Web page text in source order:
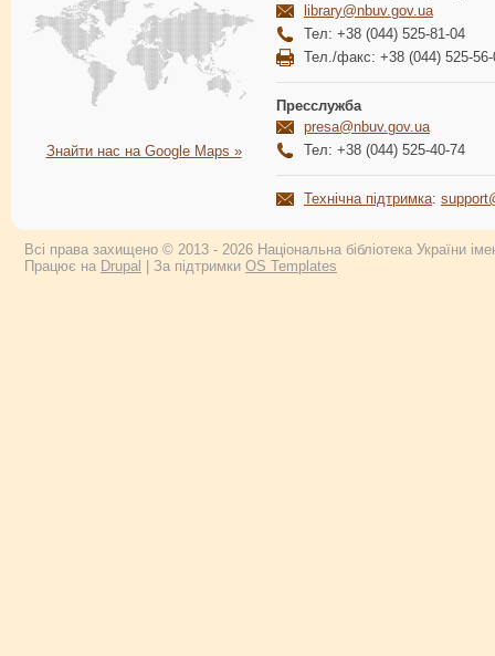
Знайти нас на Google Maps »
library@nbuv.gov.ua
Тел: +38 (044) 525-81-04
Тел./факс: +38 (044) 525-56-
Пресслужба
presa@nbuv.gov.ua
Тел: +38 (044) 525-40-74
Технічна підтримка:
Всі права захищено © 2013 - 2026 Національна бібліотека України
Працює на Drupal | За підтримки OS Templates